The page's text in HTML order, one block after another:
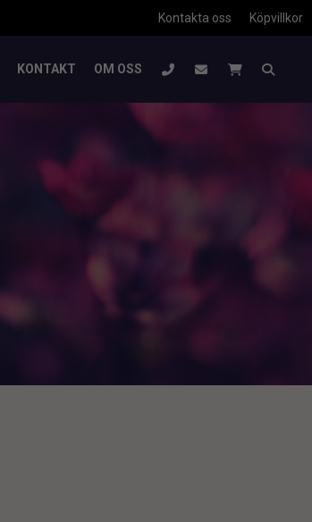
Köpvillkor
Kontakta oss
KONTAKT OM OSS